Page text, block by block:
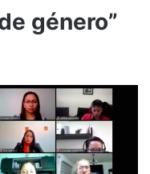
género”